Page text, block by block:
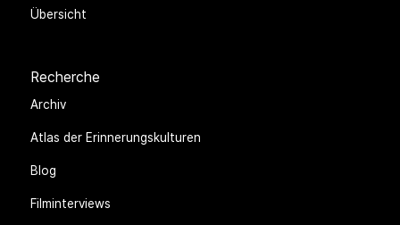
Übersicht
Recherche
Archiv
Atlas der Erinnerungskulturen
Blog
Filminterviews